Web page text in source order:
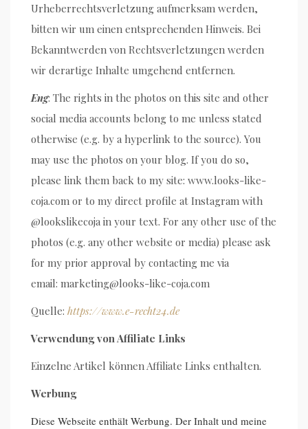
Urheberrechtsverletzung aufmerksam werden,
bitten wir um einen entsprechenden Hinweis. Bei
Bekanntwerden von Rechtsverletzungen werden
wir derartige Inhalte umgehend entfernen.
Eng: The rights in the photos on this site and other
social media accounts belong to me unless stated
otherwise (e.g. by a hyperlink to the source). You
may use the photos on your blog. If you do so,
please link them back to my site: www.looks-like-
coja.com or to my direct profile at Instagram with
@lookslikecoja in your text. For any other use of the
photos (e.g. any other website or media) please ask
for my prior approval by contacting me via
email: marketing@looks-like-coja.com
Quelle: https://www.e-recht24.de
Verwendung von Affiliate Links
Einzelne Artikel können Affiliate Links enthalten.
Werbung
Diese Webseite enthält Werbung. Der Inhalt und meine